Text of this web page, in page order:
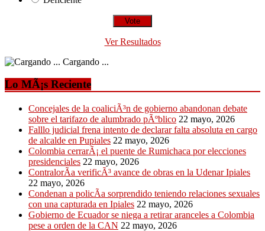
Ver Resultados
Cargando ...
Lo MÃ¡s Reciente
Concejales de la coaliciÃ³n de gobierno abandonan debate
sobre el tarifazo de alumbrado pÃºblico 22 mayo, 2026
Falllo judicial frena intento de declarar falta absoluta en cargo
de alcalde en Pupiales 22 mayo, 2026
Colombia cerrarÃ¡ el puente de Rumichaca por elecciones
presidenciales 22 mayo, 2026
ContralorÃ­a verificÃ³ avance de obras en la Udenar Ipiales
22 mayo, 2026
Condenan a policÃ­a sorprendido teniendo relaciones sexuales
con una capturada en Ipiales 22 mayo, 2026
Gobierno de Ecuador se niega a retirar aranceles a Colombia
pese a orden de la CAN 22 mayo, 2026